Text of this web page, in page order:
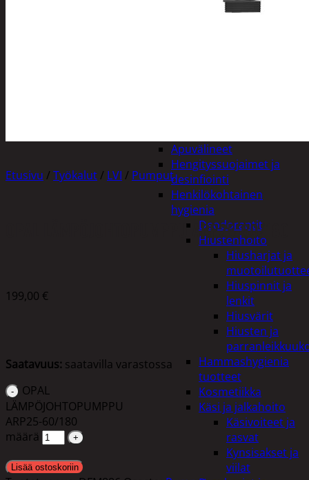
Kranssit ja
Apuvälineet
Hengityssuojaimet ja
desinfiointi
Henkilökohtainen
hygienia
Deodorantit
Hiustenhoito
Hiusharjat ja
Hiuspinnit ja
lenkit
Hiusvärit
Hiusten ja
Hammashygienia
tuotteet
Kosmetiikka
Käsi ja jalkahoito
Käsivoiteet ja
rasvat
Kynsisakset ja
viilat
Etusivu / Työkalut / LVI / Pumput
OPAL LÄMPÖJOHTOPUMPPU ARP25-60/180
199,00 €
Saatavuus: saatavilla varastossa
OPAL
LÄMPÖJOHTOPUMPPU
ARP25-60/180
määrä
Lisää ostoskoriin